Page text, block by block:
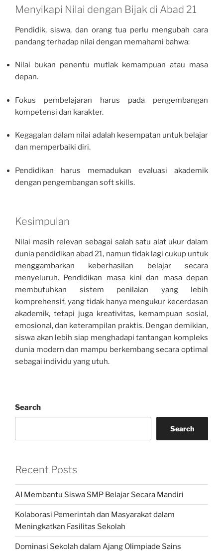
Menyikapi Nilai dengan Bijak di Abad 21
Pendidik, siswa, dan orang tua perlu mengubah cara
pandang terhadap nilai dengan memahami bahwa:
Nilai bukan penentu mutlak kemampuan atau masa
depan.
Fokus pembelajaran harus pada pengembangan
kompetensi dan karakter.
Kegagalan dalam nilai adalah kesempatan untuk belajar
dan memperbaiki diri.
Pendidikan harus memadukan evaluasi akademik
dengan pengembangan soft skills.
Kesimpulan
Nilai masih relevan sebagai salah satu alat ukur dalam
dunia pendidikan abad 21, namun tidak lagi cukup untuk
menggambarkan keberhasilan belajar secara
menyeluruh. Pendidikan masa kini dan masa depan
membutuhkan sistem penilaian yang lebih
komprehensif, yang tidak hanya mengukur kecerdasan
akademik, tetapi juga kreativitas, kemampuan sosial,
emosional, dan keterampilan praktis. Dengan demikian,
siswa akan lebih siap menghadapi tantangan kompleks
dunia modern dan mampu berkembang secara optimal
sebagai individu yang utuh.
Search
Search
Recent Posts
AI Membantu Siswa SMP Belajar Secara Mandiri
Kolaborasi Pemerintah dan Masyarakat dalam
Meningkatkan Fasilitas Sekolah
Dominasi Sekolah dalam Ajang Olimpiade Sains